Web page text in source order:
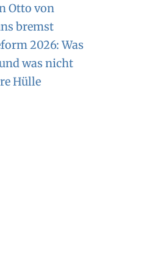
Otto von
bremst
2026: Was
was nicht
Hülle